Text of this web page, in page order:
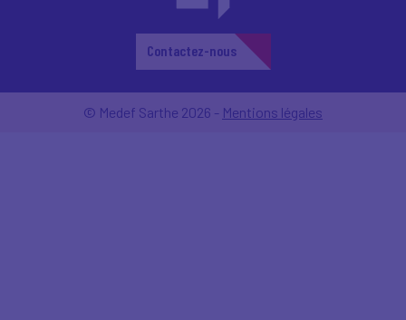
Contactez-nous
© Medef Sarthe 2026 - Mentions légales